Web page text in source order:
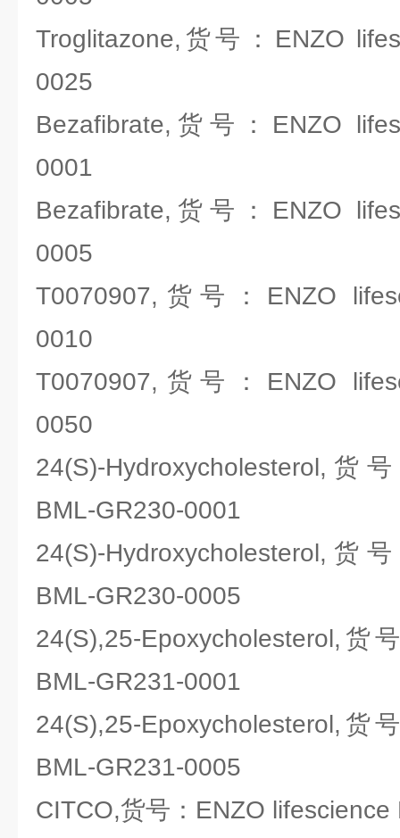
Troglitazone,货号：ENZO
0025
Bezafibrate,货号：ENZO
0001
Bezafibrate,货号：ENZO
0005
T0070907,货号：ENZO
0010
T0070907,货号：ENZO
0050
24(S)-Hydroxycholesterol,货
BML-GR230-0001
24(S)-Hydroxycholesterol,货
BML-GR230-0005
24(S),25-Epoxycholesterol,货
BML-GR231-0001
24(S),25-Epoxycholesterol,货
BML-GR231-0005
CITCO,货号：ENZO